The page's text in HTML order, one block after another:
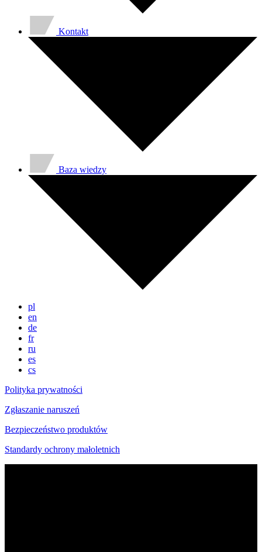
Kontakt
Baza wiedzy
pl
en
de
fr
ru
es
cs
Polityka prywatności
Zgłaszanie naruszeń
Bezpieczeństwo produktów
Standardy ochrony małoletnich